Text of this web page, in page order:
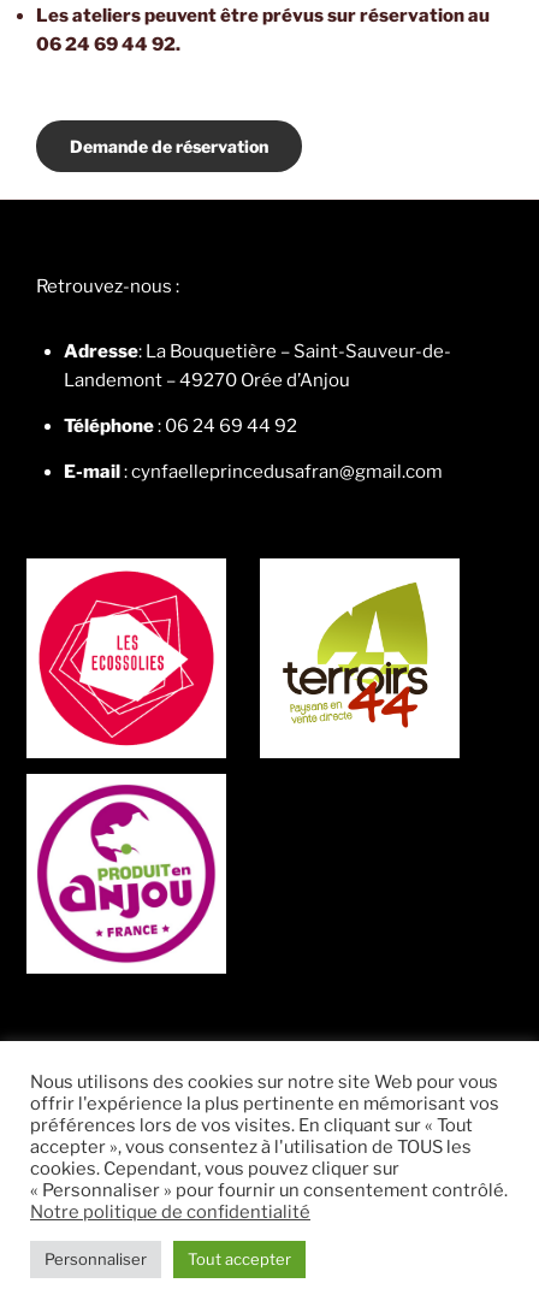
Les ateliers peuvent être prévus sur réservation au
06 24 69 44 92.
Demande de réservation
Retrouvez-nous :
Adresse: La Bouquetière – Saint-Sauveur-de-
Landemont – 49270 Orée d’Anjou
Téléphone: 06 24 69 44 92
E-mail: cynfaelleprincedusafran@gmail.com
Recherche
pour
:
FacebookInstagramTwitter
Nous utilisons des cookies sur notre site Web pour vous
offrir l'expérience la plus pertinente en mémorisant vos
préférences lors de vos visites. En cliquant sur « Tout
accepter », vous consentez à l'utilisation de TOUS les
cookies. Cependant, vous pouvez cliquer sur
« Personnaliser » pour fournir un consentement contrôlé.
Notre politique de confidentialité
Personnaliser Tout accepter